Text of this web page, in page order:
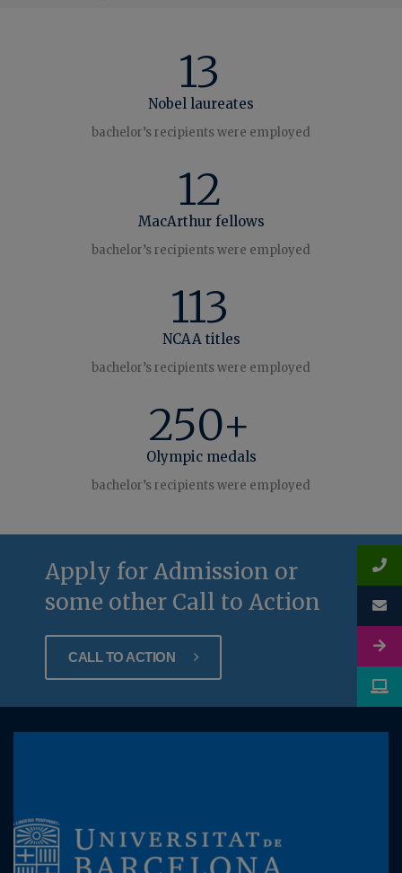
13
Nobel laureates
bachelor’s recipients were employed
12
MacArthur fellows
bachelor’s recipients were employed
113
NCAA titles
bachelor’s recipients were employed
250+
Olympic medals
bachelor’s recipients were employed
Apply for Admission or
some other Call to Action
CALL TO ACTION